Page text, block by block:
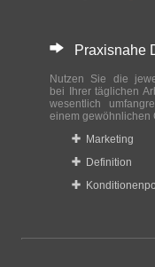
Praxisnahe
Nutzen Sie die
bei Ihrer täglichen
wesentlich
einem gewöhnlichen
Marketing
Definition